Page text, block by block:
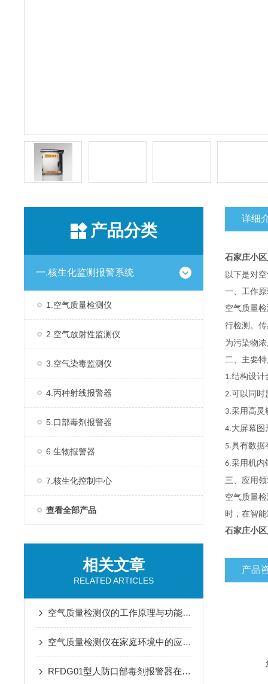
产品分类
一.核生化监测报警系统
1.空气质量检测仪
2.空气放射性监测仪
3.空气染毒监测仪
4.丙种射线报警器
5.口部毒剂报警器
6.生物报警器
7.核生化控制中心
查看全部产品
相关文章
RELATED ARTICLES
空气质量检测仪的工作原理与功能特点概述
空气质量检测仪在家庭环境中的应用与选购技巧
RFDG01型人防口部毒剂报警器在应急响应中的应用效果
详细
石家庄小
以下是对
一、工作
空气质量
行检测。
为污染物
二、主要
1.结构设计
2.可以同时
3.采用高灵
4.大屏幕图
5.具有数据
6.采用机内
三、应用
空气质量
时，在智
石家庄小
产品